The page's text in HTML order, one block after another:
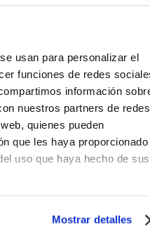
usan para personalizar el
funciones de redes
información
nuestros partners de redes
quienes pueden
que les haya proporcionado
uso que haya hecho de sus
Mostrar detalles
asegurando que
repuestos para
Heavy (pesado),
para aquellos que
más sólida y una
las uñetas DuraGrip
y promueve una
en vivo.